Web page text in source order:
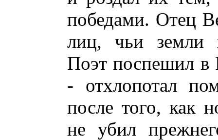
победами. Отец
лиц, чьи земли
Поэт поспешил в
- отхлопотал
после того, как
не убил